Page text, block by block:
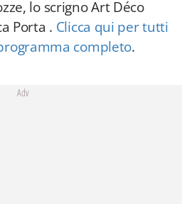
lo scrigno Art Déco
Porta . Clicca qui per tutti
completo.
Adv